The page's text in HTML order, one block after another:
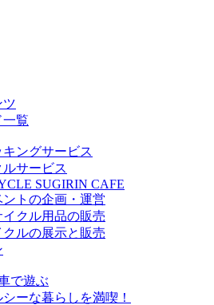
ツ
一覧
ングサービス
サービス
SUGIRIN CAFE
トの企画・運営
クル用品の販売
ルの展示と販売
で遊ぶ
ーな暮らしを満喫！